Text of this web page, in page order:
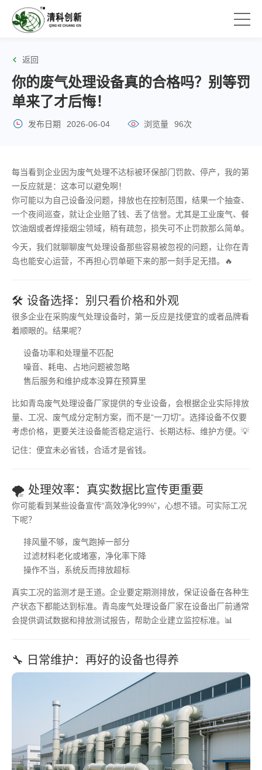
返回
你的废气处理设备真的合格吗？别等罚
单来了才后悔！
发布日期 2026-06-04 浏览量 96次
每当看到企业因为废气处理不达标被环保部门罚款、停产，我的第
一反应就是：这本可以避免啊！
你可能以为自己设备没问题，排放也在控制范围，结果一个抽查、
一个夜间巡查，就让企业赔了钱、丢了信誉。尤其是工业废气、餐
饮油烟或者焊接烟尘领域，稍有疏忽，损失可不止罚款那么简单。
今天，我们就聊聊废气处理设备那些容易被忽视的问题，让你在青
岛也能安心运营，不再担心罚单砸下来的那一刻手足无措。🔥
🛠️ 设备选择：别只看价格和外观
很多企业在采购废气处理设备时，第一反应是找便宜的或者品牌看
着顺眼的。结果呢？
设备功率和处理量不匹配
噪音、耗电、占地问题被忽略
售后服务和维护成本没算在预算里
比如青岛废气处理设备厂家提供的专业设备，会根据企业实际排放
量、工况、废气成分定制方案，而不是“一刀切”。选择设备不仅要
考虑价格，更要关注设备能否稳定运行、长期达标、维护方便。💡
记住：便宜未必省钱，合适才是省钱。
🌪️ 处理效率：真实数据比宣传更重要
你可能看到某些设备宣传“高效净化99%”，心想不错。可实际工况
下呢？
排风量不够，废气跑掉一部分
过滤材料老化或堵塞，净化率下降
操作不当，系统反而排放超标
真实工况的监测才是王道。企业要定期测排放，保证设备在各种生
产状态下都能达到标准。青岛废气处理设备厂家在设备出厂前通常
会提供调试数据和排放测试报告，帮助企业建立监控标准。📊
🔧 日常维护：再好的设备也得养